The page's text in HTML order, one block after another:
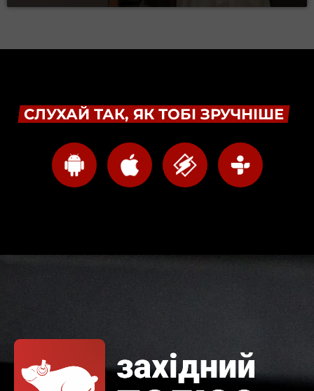
СЛУХАЙ ТАК, ЯК ТОБІ ЗРУЧНІШЕ